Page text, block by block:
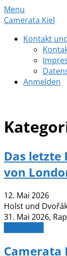
Skip
to
Menu
Camerata Kiel
Kontakt
Anmelden
Das letzte
von
12. Mai 2026
Holst und
31. Mai 2026,
Camerata